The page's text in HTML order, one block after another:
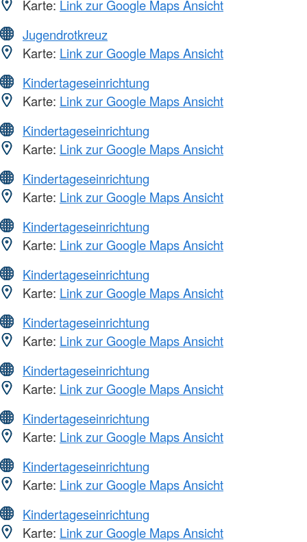
Karte: Link zur Google Maps Ansicht
Jugendrotkreuz
Karte: Link zur Google Maps Ansicht
Kindertageseinrichtung
Karte: Link zur Google Maps Ansicht
Kindertageseinrichtung
Karte: Link zur Google Maps Ansicht
Kindertageseinrichtung
Karte: Link zur Google Maps Ansicht
Kindertageseinrichtung
Karte: Link zur Google Maps Ansicht
Kindertageseinrichtung
Karte: Link zur Google Maps Ansicht
Kindertageseinrichtung
Karte: Link zur Google Maps Ansicht
Kindertageseinrichtung
Karte: Link zur Google Maps Ansicht
Kindertageseinrichtung
Karte: Link zur Google Maps Ansicht
Kindertageseinrichtung
Karte: Link zur Google Maps Ansicht
Kindertageseinrichtung
Karte: Link zur Google Maps Ansicht